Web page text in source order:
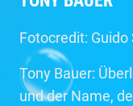
Fotocredit: Guido
Tony Bauer:
und der Name,